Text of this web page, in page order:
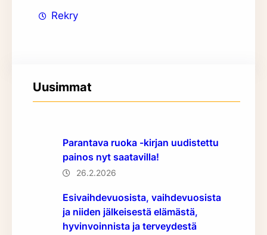
Rekry
Uusimmat
Parantava ruoka -kirjan uudistettu
painos nyt saatavilla!
26.2.2026
Esivaihdevuosista, vaihdevuosista
ja niiden jälkeisestä elämästä,
hyvinvoinnista ja terveydestä